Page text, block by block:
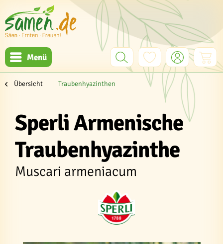
Menü
Übersicht Traubenhyazinthen
Sperli Armenische
Traubenhyazinthe
Muscari armeniacum